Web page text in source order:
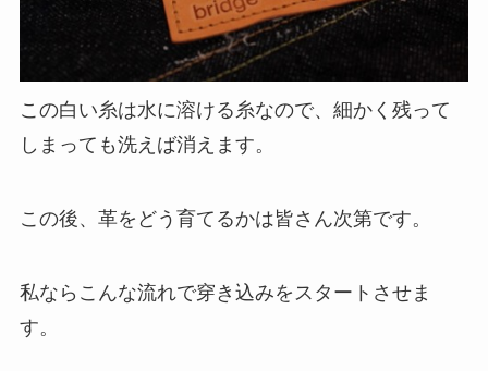
この白い糸は水に溶ける糸なので、細かく残って
しまっても洗えば消えます。
この後、革をどう育てるかは皆さん次第です。
私ならこんな流れで穿き込みをスタートさせま
す。